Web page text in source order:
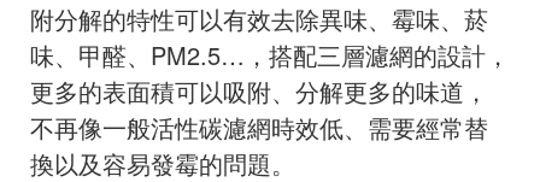
附分解的特性可以有效去除異味、霉味、菸
味、甲醛、PM2.5…，搭配三層濾網的設計，
更多的表面積可以吸附、分解更多的味道，
不再像一般活性碳濾網時效低、需要經常替
換以及容易發霉的問題。